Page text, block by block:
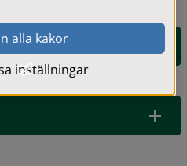
alla kakor
inställningar